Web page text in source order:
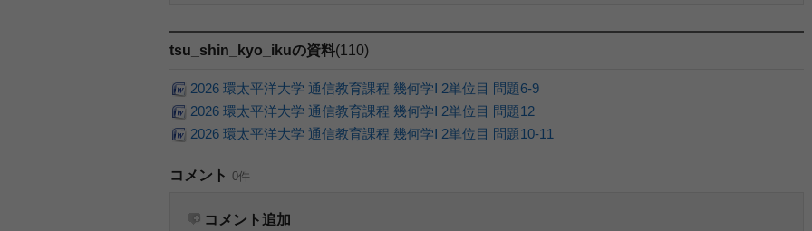
tsu_shin_kyo_ikuの資料(110)
2026 環太平洋大学 通信教育課程 幾何学Ⅰ 2単位目 問題6-9
2026 環太平洋大学 通信教育課程 幾何学Ⅰ 2単位目 問題12
2026 環太平洋大学 通信教育課程 幾何学Ⅰ 2単位目 問題10-11
コメント 0件
コメント追加